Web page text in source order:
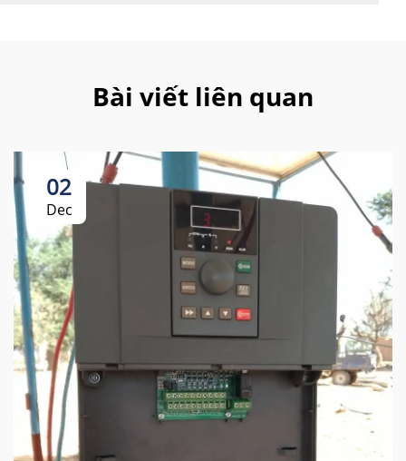
Bài viết liên quan
02
Dec